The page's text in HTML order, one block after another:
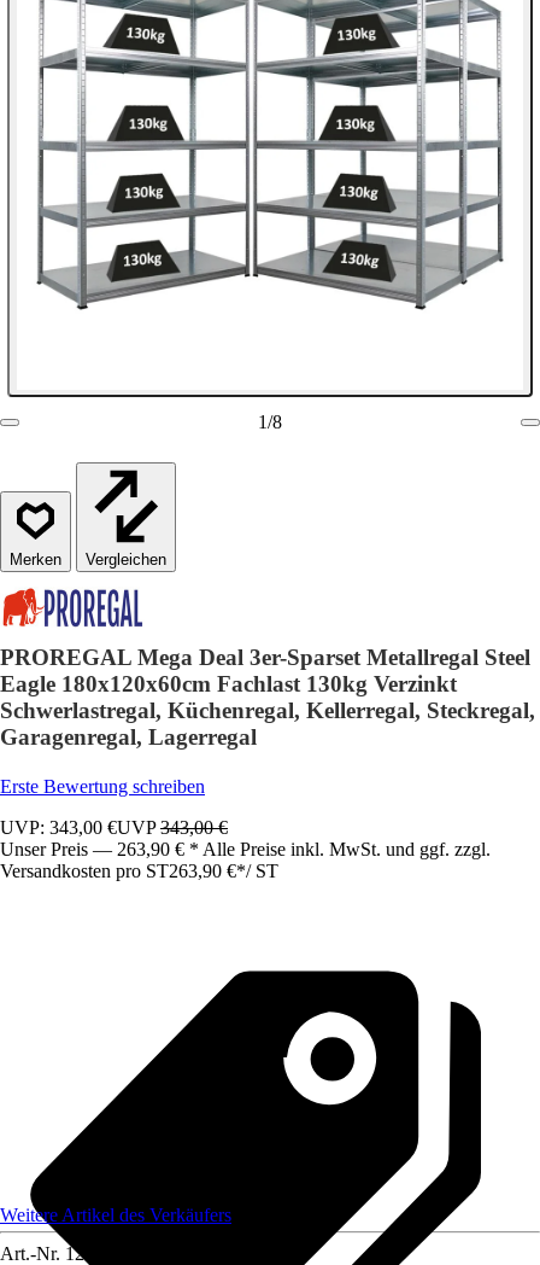
1/8
Vergleichen
PROREGAL Mega Deal 3er-Sparset Metallregal Steel
Eagle 180x120x60cm Fachlast 130kg Verzinkt
Schwerlastregal, Küchenregal, Kellerregal, Steckregal,
Garagenregal, Lagerregal
Erste Bewertung schreiben
UVP: 343,00 €UVP343,00 €
Unser Preis — 263,90 € * Alle Preise inkl. MwSt. und ggf. zzgl.
Versandkosten pro ST263,90 €*/ ST
Weitere Artikel des Verkäufers
Art.-Nr. 12591787